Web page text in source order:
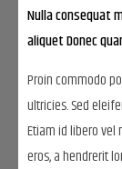
Nulla consequat
aliquet Donec
Proin commodo
ultricies. Sed
Etiam id libero vel
eros, a hendrerit